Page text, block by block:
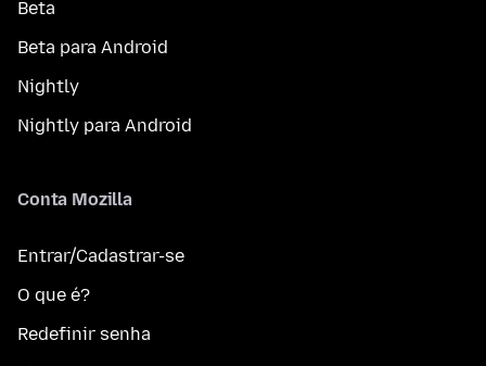
Beta
Beta para Android
Nightly
Nightly para Android
Conta Mozilla
Entrar/Cadastrar-se
O que é?
Redefinir senha